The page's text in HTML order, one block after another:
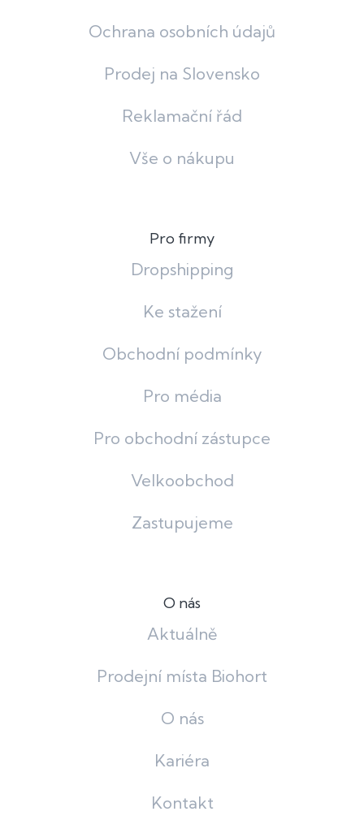
Ochrana osobních údajů
Prodej na Slovensko
Reklamační řád
Vše o nákupu
Pro firmy
Dropshipping
Ke stažení
Obchodní podmínky
Pro média
Pro obchodní zástupce
Velkoobchod
Zastupujeme
O nás
Aktuálně
Prodejní místa Biohort
O nás
Kariéra
Kontakt